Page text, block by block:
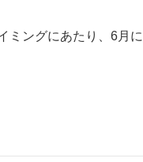
ミングにあたり、6月